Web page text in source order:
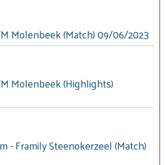
Molenbeek (Match) 09/06/2023
Molenbeek (Highlights)
- Framily Steenokerzeel (Match)